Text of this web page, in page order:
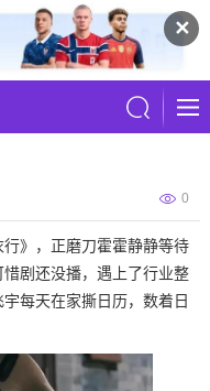
✕
0
》，正磨刀霍霍静静等待
剧还没播，遇上了行业整
每天在家撕日历，数着日